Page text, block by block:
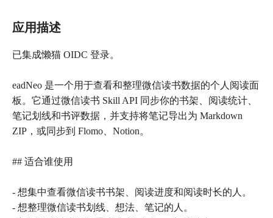
应用描述
已集成懒猫 OIDC 登录。
eadNeo 是一个用于查看和整理微信读书数据的个人阅读面
板。它通过微信读书 Skill API 同步你的书架、阅读统计、
笔记划线和书评数据，并支持将笔记导出为 Markdown
ZIP，或同步到 Flomo、Notion。
## 适合谁使用
- 想集中查看微信读书书架、阅读进度和阅读时长的人。
- 想整理微信读书划线、想法、笔记的人。